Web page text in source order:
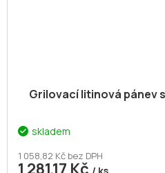
Grilovací litinová pánev
skladem
1 058,82 Kč bez DPH